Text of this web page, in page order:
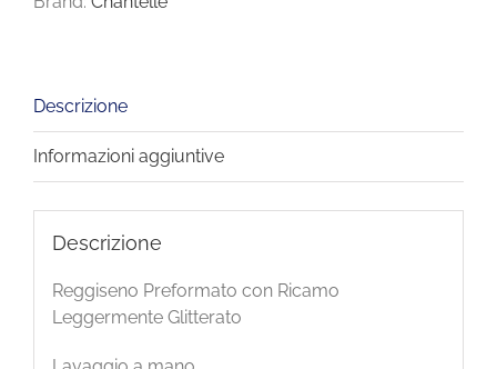
Descrizione
Informazioni aggiuntive
Descrizione
Reggiseno Preformato con Ricamo
Leggermente Glitterato